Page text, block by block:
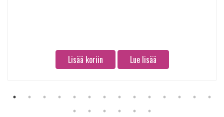
Lisää koriin Lue lisää